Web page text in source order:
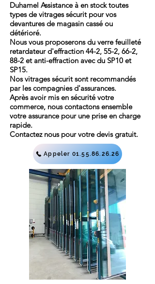
Duhamel Assistance à en stock toutes
types de vitrages sécurit pour vos
devantures de magasin cassé ou
détérioré.
Nous vous proposeronsdu verre feuilleté
retardateur d'effraction 44-2, 55-2, 66-2,
88-2 et anti-effraction avec du SP10 et
SP15.
Nos vitrages sécurit sont recommandés
par les compagnies d'assurances.
Aprèsavoir mis en sécurité votre
commerce, nous contactons ensemble
votre assurance pour une prise en charge
rapide.
Contactez nous pour votre devis gratuit.
Appeler 01.55.86.26.26